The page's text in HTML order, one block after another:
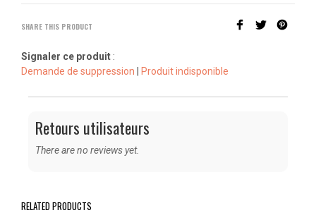
SHARE THIS PRODUCT
Signaler ce produit :
Demande de suppression
Produit indisponible
Retours utilisateurs
There are no reviews yet.
RELATED PRODUCTS